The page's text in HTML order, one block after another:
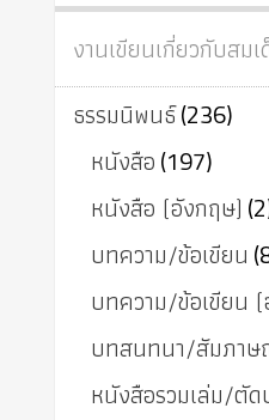
งานเขียนเกี่ยวกับสม
ธรรมนิพนธ์(236)
หนังสือ(197)
หนังสือ (อังกฤษ)
บทความ/ข้อเขียน
บทความ/ข้อเขียน
บทสนทนา/สัมภา
หนังสือรวมเล่ม/ตัด